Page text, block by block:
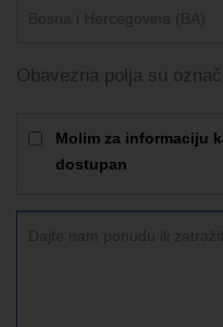
Obavezna polja su
Molim za informaciju
dostupan